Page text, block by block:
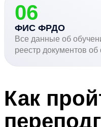
06
ФИС ФРДО
Все данные об
реестр документов об
Как